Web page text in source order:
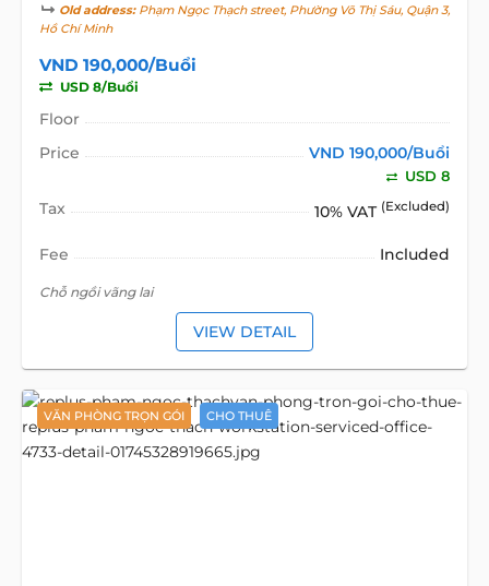
Old address:Phạm Ngọc Thạch street, Phường Võ Thị Sáu, Quận 3,
Hồ Chí Minh
VND 190,000/Buổi
USD 8/Buổi
Floor
Price
VND 190,000/Buổi
USD 8
Tax 10% VAT (Excluded)
Fee Included
Chỗ ngồi vãng lai
VIEW DETAIL
VĂN PHÒNG TRỌN GÓI CHO THUÊ